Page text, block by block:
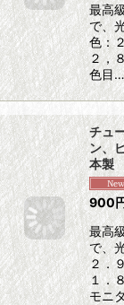
最高
で、
色：
２，
色目…
チュ
ン、
本製
900
最高
で、
２．
１．
モニ